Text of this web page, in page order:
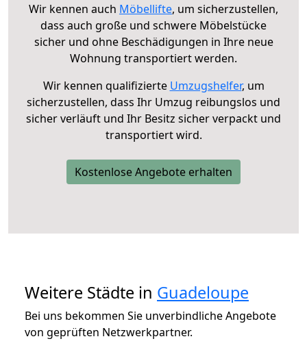
Wir kennen auch Möbellifte, um sicherzustellen,
dass auch große und schwere Möbelstücke
sicher und ohne Beschädigungen in Ihre neue
Wohnung transportiert werden.
Wir kennen qualifizierte Umzugshelfer, um
sicherzustellen, dass Ihr Umzug reibungslos und
sicher verläuft und Ihr Besitz sicher verpackt und
transportiert wird.
Kostenlose Angebote erhalten
Weitere Städte in Guadeloupe
Bei uns bekommen Sie unverbindliche Angebote
von geprüften Netzwerkpartner.